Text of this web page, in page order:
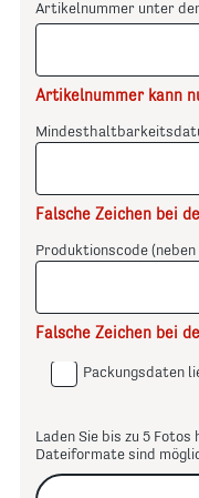
Artikelnummer unter
Artikelnummer kann
Falsche Zeichen bei
Produktionscode
Falsche Zeichen bei
Packungsdaten
Laden Sie bis zu 5 Fotos
Dateiformate sind